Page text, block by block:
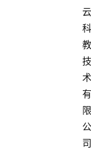
云
科
教
技
术
有
限
公
司